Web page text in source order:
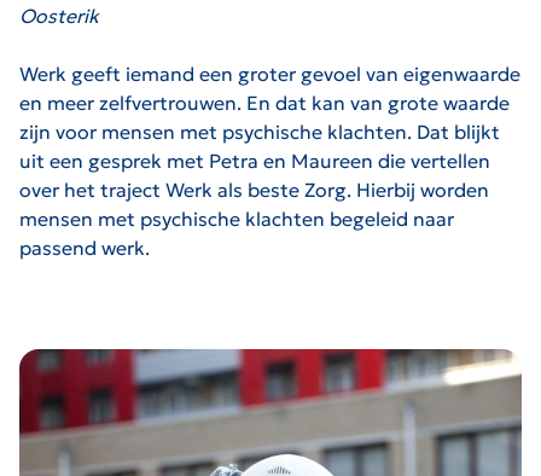
Oosterik
Werk geeft iemand een groter gevoel van eigenwaarde
en meer zelfvertrouwen. En dat kan van grote waarde
zijn voor mensen met psychische klachten. Dat blijkt
uit een gesprek met Petra en Maureen die vertellen
over het traject Werk als beste Zorg. Hierbij worden
mensen met psychische klachten begeleid naar
passend werk.